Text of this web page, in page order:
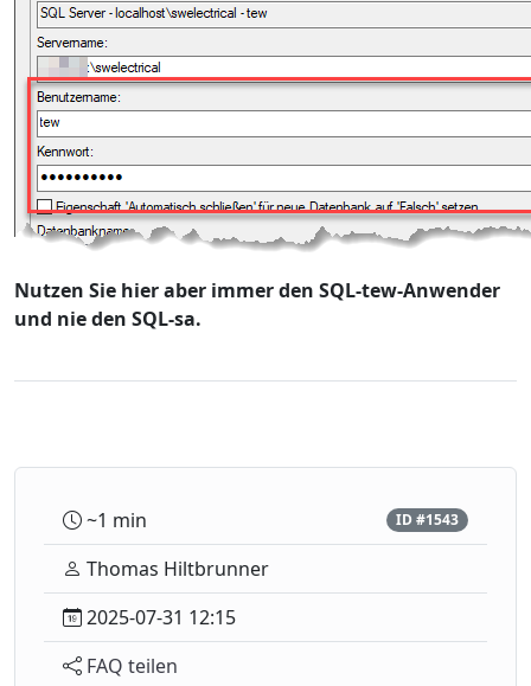
Nutzen Sie hier aber immer den SQL-tew-Anwender
und nie den SQL-sa.
~1 min ID #1543
Thomas Hiltbrunner
2025-07-31 12:15
FAQ teilen